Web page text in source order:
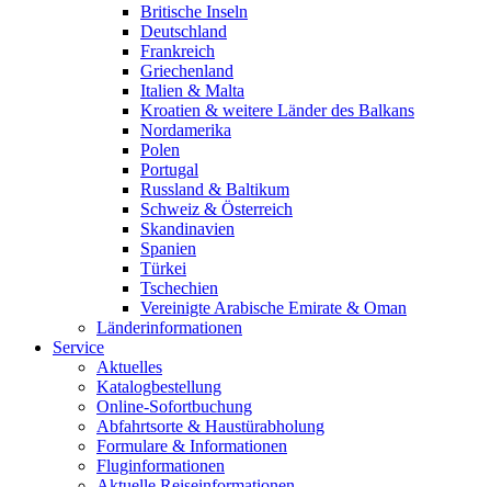
Britische Inseln
Deutschland
Frankreich
Griechenland
Italien & Malta
Kroatien & weitere Länder des Balkans
Nordamerika
Polen
Portugal
Russland & Baltikum
Schweiz & Österreich
Skandinavien
Spanien
Türkei
Tschechien
Vereinigte Arabische Emirate & Oman
Länderinformationen
Service
Aktuelles
Katalogbestellung
Online-Sofortbuchung
Abfahrtsorte & Haustürabholung
Formulare & Informationen
Fluginformationen